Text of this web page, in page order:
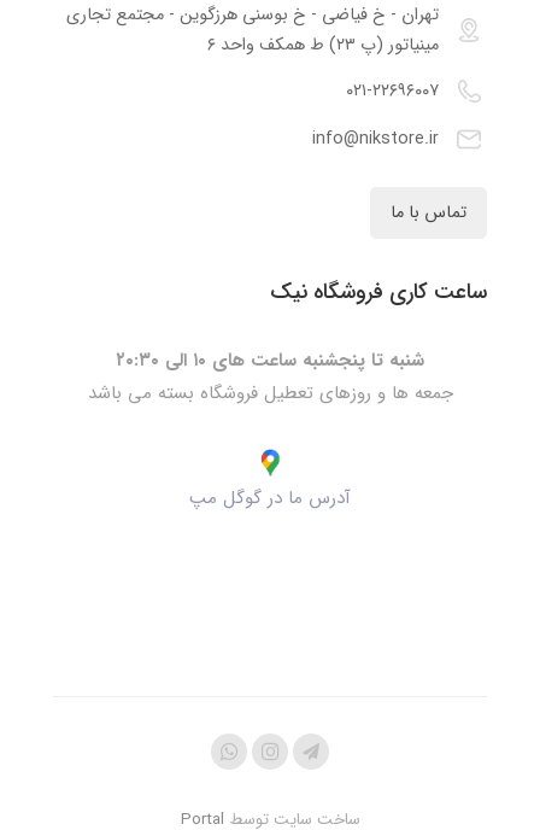
تهران - خ فیاضی - خ بوسنی هرزگوین - مجتمع تجاری
مینیاتور (پ ۲۳) ط همکف واحد ۶
۰۲۱-۲۲۶۹۶۰۰۷
info@nikstore.ir
تماس با ما
ساعت کاری فروشگاه نیک
شنبه تا پنجشنبه ساعت های ۱۰ الی ۲۰:۳۰
جمعه ها و روزهای تعطیل فروشگاه بسته می باشد
آدرس ما در گوگل مپ
ساخت سایت توسط Portal